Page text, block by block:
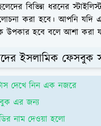
বিভিন্ন ধরনের
করা হবে। আপনি
উপকার হবে বলে আশা করা
ইসলামিক ফেসবুক
দেখে নিন এক নজরে
এর জন্য
নাম দেওয়া হলো